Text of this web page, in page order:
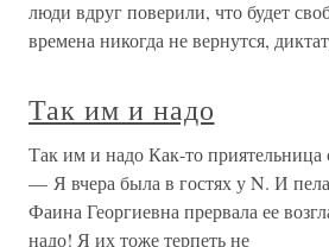
люди вдруг поверили, что будет
времена никогда не вернутся,
Так им и надо
Так им и надо Как-то приятельница
— Я вчера была в гостях у N. И
Фаина Георгиевна прервала ее
надо! Я их тоже терпеть не